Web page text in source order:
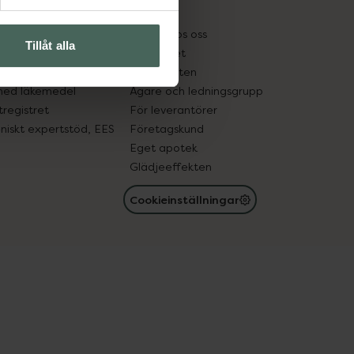
Tillåt alla
in gammal medicin
läkemedel
expertstöd, EES
Pressrum
Jobba hos oss
Hållbarhet
Samarbeten
Ägare och ledningsgrupp
För leverantörer
Företagskund
Eget apotek
Glädjeeffekten
Cookieinställningar